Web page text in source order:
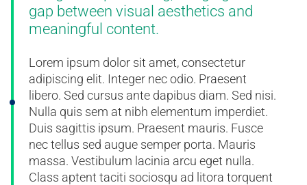
gap between visual aesthetics and
meaningful content.
Lorem ipsum dolor sit amet, consectetur
adipiscing elit. Integer nec odio. Praesent
libero. Sed cursus ante dapibus diam. Sed nisi.
Nulla quis sem at nibh elementum imperdiet.
Duis sagittis ipsum. Praesent mauris. Fusce
nec tellus sed augue semper porta. Mauris
massa. Vestibulum lacinia arcu eget nulla.
Class aptent taciti sociosqu ad litora torquent